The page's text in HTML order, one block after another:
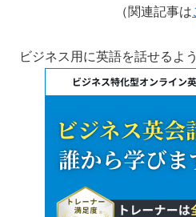
（関連記事は
ビジネス用に英語を話せるよ